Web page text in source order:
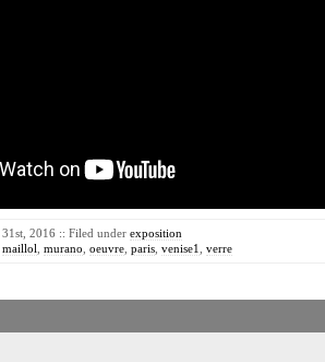
2016 :: Filed under exposition
maillol murano oeuvre paris venise1 verre